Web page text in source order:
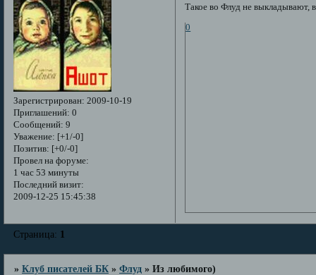
Зарегистрирован: 2009-10-19
Приглашений: 0
Сообщений: 9
Уважение: [+1/-0]
Позитив: [+0/-0]
Провел на форуме:
1 час 53 минуты
Последний визит:
2009-12-25 15:45:38
Такое во Флуд не выкладывают,
0
Страница: 1
»Клуб писателей БК »Флуд »Из любимого)